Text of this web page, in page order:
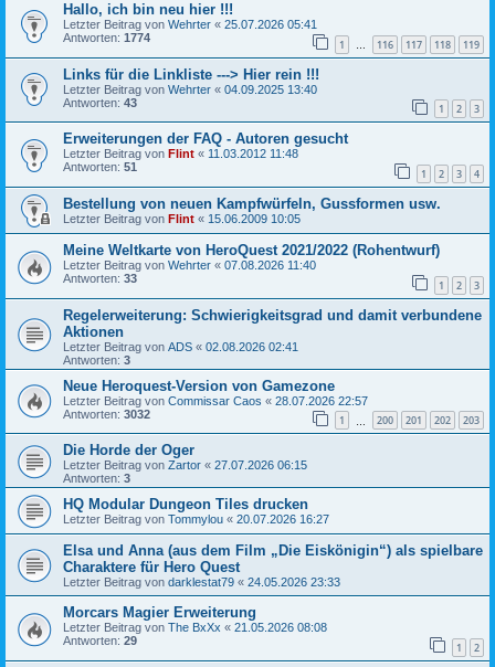
Hallo, ich bin neu hier !!!
Letzter Beitrag von Wehrter « 25.07.2026 05:41
Antworten: 1774 1 … 116 117 118 119
Links für die Linkliste ---> Hier rein !!!
Letzter Beitrag von Wehrter « 04.09.2025 13:40
Antworten: 43 1 2 3
Erweiterungen der FAQ - Autoren gesucht
Letzter Beitrag von Flint « 11.03.2012 11:48
Antworten: 51 1 2 3 4
Bestellung von neuen Kampfwürfeln, Gussformen usw.
Letzter Beitrag von Flint « 15.06.2009 10:05
Meine Weltkarte von HeroQuest 2021/2022 (Rohentwurf)
Letzter Beitrag von Wehrter « 07.08.2026 11:40
Antworten: 33 1 2 3
Regelerweiterung: Schwierigkeitsgrad und damit verbundene
Aktionen
Letzter Beitrag von ADS « 02.08.2026 02:41
Antworten: 3
Neue Heroquest-Version von Gamezone
Letzter Beitrag von Commissar Caos « 28.07.2026 22:57
Antworten: 3032 1 200 201 202 203
Die Horde der Oger
Letzter Beitrag von Zartor « 27.07.2026 06:15
Antworten: 3
HQ Modular Dungeon Tiles drucken
Letzter Beitrag von Tommylou « 20.07.2026 16:27
Elsa und Anna (aus dem Film „Die Eiskönigin“) als spielbare
Charaktere für Hero Quest
Letzter Beitrag von darklestat79 « 24.05.2026 23:33
Morcars Magier Erweiterung
Letzter Beitrag von The BxXx « 21.05.2026 08:08
Antworten: 29 1 2